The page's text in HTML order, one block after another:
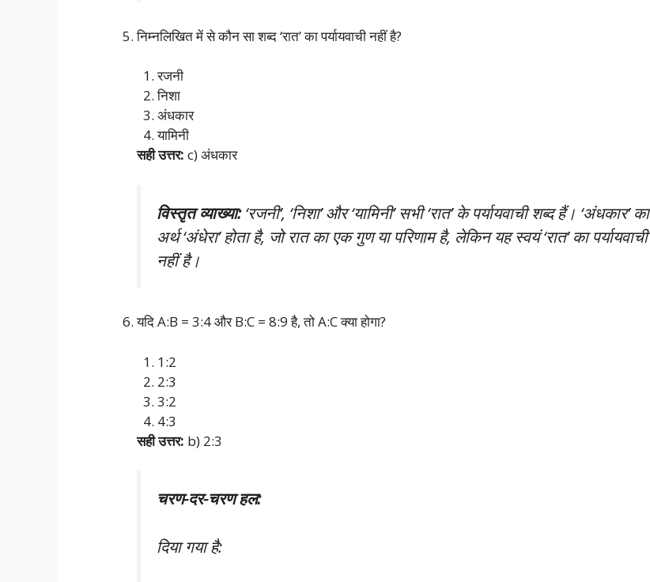
निम्नलिखित में से कौन सा शब्द ‘रात’ का पर्यायवाची नहीं है?
रजनी
निशा
अंधकार
यामिनी
सही उत्तर: c) अंधकार
विस्तृत व्याख्या:‘रजनी’, ‘निशा’ और ‘यामिनी’ सभी ‘रात’ के पर्यायवाची शब्द हैं। ‘अंधकार’ का
अर्थ ‘अंधेरा’ होता है, जो रात का एक गुण या परिणाम है, लेकिन यह स्वयं ‘रात’ का पर्यायवाची
नहीं है।
यदि A:B = 3:4 और B:C = 8:9 है, तो A:C क्या होगा?
1:2
2:3
3:2
4:3
सही उत्तर: b) 2:3
चरण-दर-चरण हल:
दिया गया है: